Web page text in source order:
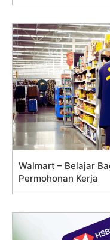
Walmart – Belajar
Permohonan Kerja